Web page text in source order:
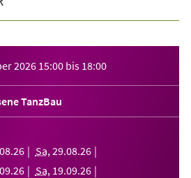
2026 15:00 bis 18:00
TanzBau
08.26 Sa, 29.08.26
09.26 Sa, 19.09.26